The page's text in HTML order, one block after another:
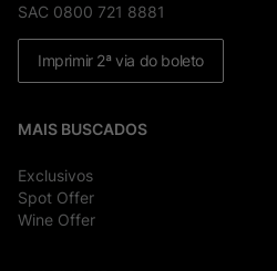
SAC 0800 721 8881
Imprimir 2ª via do boleto
MAIS BUSCADOS
Exclusivos
Spot Offer
Wine Offer